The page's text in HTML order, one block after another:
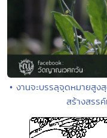
• งานจะบรรลุจุดหมายสูง
สร้างสรร